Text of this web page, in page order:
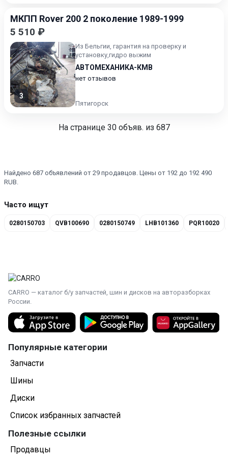
МКПП Rover 200 2 поколение 1989-1999
5 510 ₽
3
Из Бельгии, гарантия на проверку и
установку,гидро выжим
АВТОМЕХАНИКА-КМВ
нет отзывов
Пятигорск
На странице 30объяв. из 687
Найдено 687 объявлений от 29 продавцов. Цены от 192 до 192 490
RUB.
Часто ищут
0280150703 QVB100690 0280150749 LHB101360 PQR10020
CARRO — каталог б/у запчастей, шин и дисков на авторазборках
России.
Популярные категории
Запчасти
Шины
Диски
Список избранных запчастей
Полезные ссылки
Продавцы